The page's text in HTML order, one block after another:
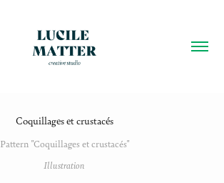
Coquillages et crustacés
Pattern "Coquillages et crustacés"
Illustration